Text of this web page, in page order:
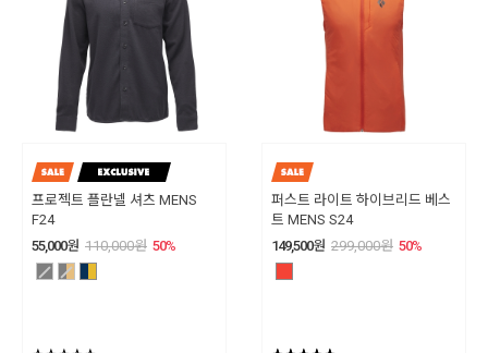
프로젝트 플란넬 셔츠 MENS
F24
55,000원 110,000원 50%
퍼스트 라이트 하이브리드 베스
트 MENS S24
149,500원 299,000원 50%